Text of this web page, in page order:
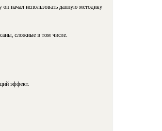
он начал использовать данную методику
сложные в том числе.
эффект.